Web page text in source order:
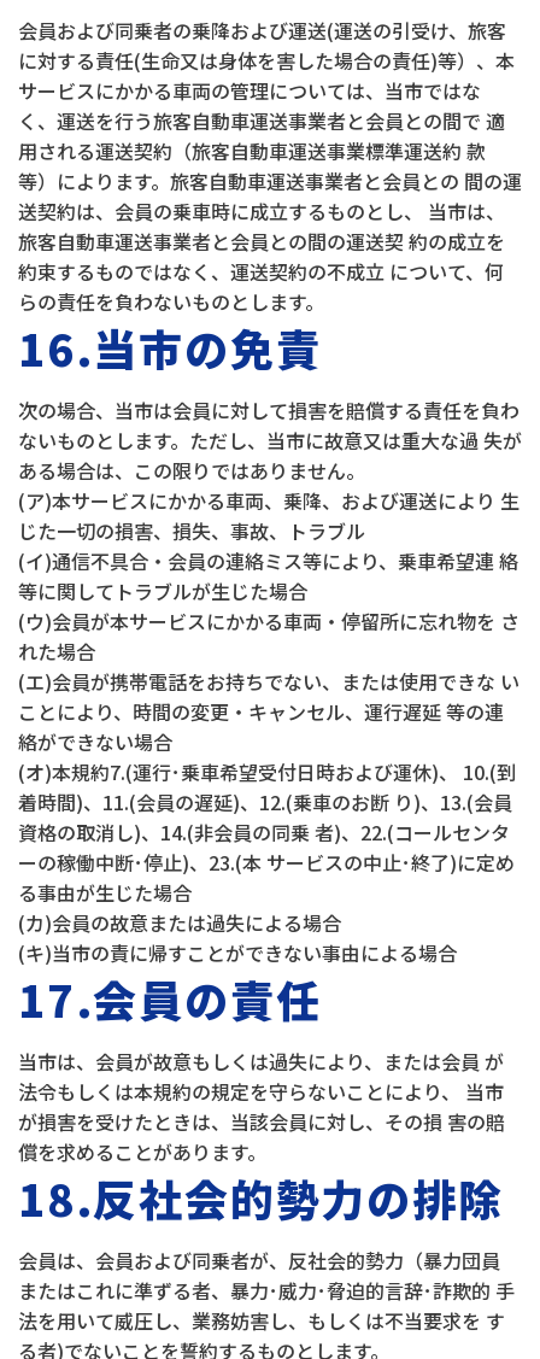
会員および同乗者の乗降および運送(運送の引受け、旅客
に対する責任(生命又は身体を害した場合の責任)等）、本
サービスにかかる車両の管理については、当市ではな
く、運送を行う旅客自動車運送事業者と会員との間で 適
用される運送契約（旅客自動車運送事業標準運送約 款
等）によります。旅客自動車運送事業者と会員との 間の運
送契約は、会員の乗車時に成立するものとし、 当市は、
旅客自動車運送事業者と会員との間の運送契 約の成立を
約束するものではなく、運送契約の不成立 について、何
らの責任を負わないものとします。
16.当市の免責
次の場合、当市は会員に対して損害を賠償する責任を負わ
ないものとします。ただし、当市に故意又は重大な過 失が
ある場合は、この限りではありません。
(ア)本サービスにかかる車両、乗降、および運送により 生
じた一切の損害、損失、事故、トラブル
(イ)通信不具合・会員の連絡ミス等により、乗車希望連 絡
等に関してトラブルが生じた場合
(ウ)会員が本サービスにかかる車両・停留所に忘れ物を さ
れた場合
(エ)会員が携帯電話をお持ちでない、または使用できな い
ことにより、時間の変更・キャンセル、運行遅延 等の連
絡ができない場合
(オ)本規約7.(運行･乗車希望受付日時および運休)、 10.(到
着時間)、11.(会員の遅延)、12.(乗車のお断 り)、13.(会員
資格の取消し)、14.(非会員の同乗 者)、22.(コールセンタ
ーの稼働中断･停止)、23.(本 サービスの中止･終了)に定め
る事由が生じた場合
(カ)会員の故意または過失による場合
(キ)当市の責に帰すことができない事由による場合
17.会員の責任
当市は、会員が故意もしくは過失により、または会員 が
法令もしくは本規約の規定を守らないことにより、 当市
が損害を受けたときは、当該会員に対し、その損 害の賠
償を求めることがあります。
18.反社会的勢力の排除
会員は、会員および同乗者が、反社会的勢力（暴力団員
またはこれに準ずる者、暴力･威力･脅迫的言辞･詐欺的 手
法を用いて威圧し、業務妨害し、もしくは不当要求を す
る者)でないことを誓約するものとします。